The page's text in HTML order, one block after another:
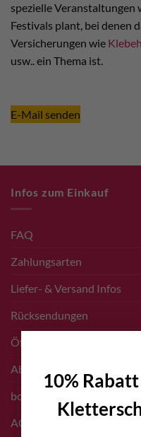
10%
spezielle
Festivals plant, bei denen
Versicherungen wie
usw.. ein Thema ist.
E-Mail senden
Infos zum Einkauf
FAQ
Zahlungsarten
Liefer- & Versand Infos
Rücksendungen
Öffnungszeiten Shop
Abholung vor Ort
bolting.eu Gutschein
AGB